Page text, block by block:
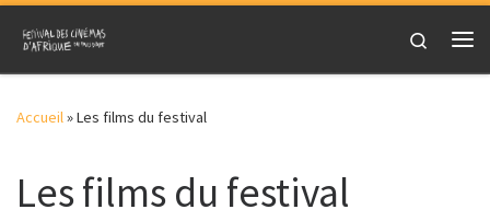
Skip to content
Search
Accueil»Les films du festival
Les films du festival